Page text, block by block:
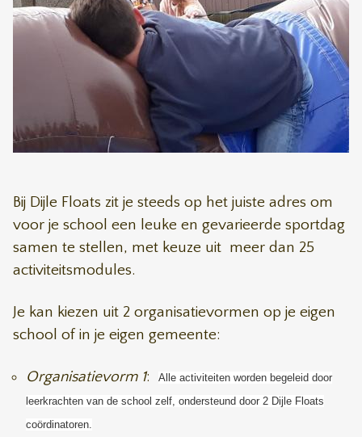
Bij Dijle Floats zit je steeds op het juiste adres om
voor je school een leuke en gevarieerde sportdag
samen te stellen, met keuze uit meer dan 25
activiteitsmodules.
Je kan kiezen uit 2 organisatievormen op je eigen
school of in je eigen gemeente:
Organisatievorm 1:
Alle activiteiten worden begeleid door
leerkrachten van de school zelf, ondersteund door 2 Dijle Floats
coördinatoren.